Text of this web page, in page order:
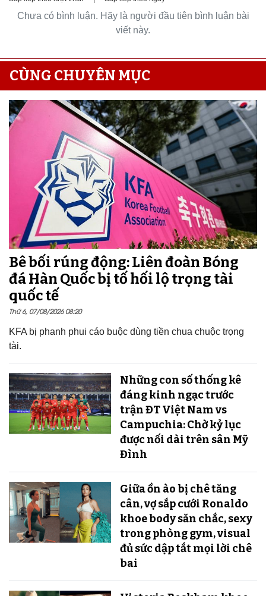
Chưa có bình luận. Hãy là người đầu tiên bình luận bài
viết này.
CÙNG CHUYÊN MỤC
Bê bối rúng động: Liên đoàn Bóng
đá Hàn Quốc bị tố hối lộ trọng tài
quốc tế
Thứ 6, 07/08/2026 08:20
KFA bị phanh phui cáo buộc dùng tiền chua chuộc trọng
tài.
Những con số thống kê
đáng kinh ngạc trước
trận ĐT Việt Nam vs
Campuchia: Chờ kỷ lục
được nối dài trên sân Mỹ
Đình
Giữa ồn ào bị chê tăng
cân, vợ sắp cưới Ronaldo
khoe body săn chắc, sexy
trong phòng gym, visual
đủ sức dập tắt mọi lời chê
bai